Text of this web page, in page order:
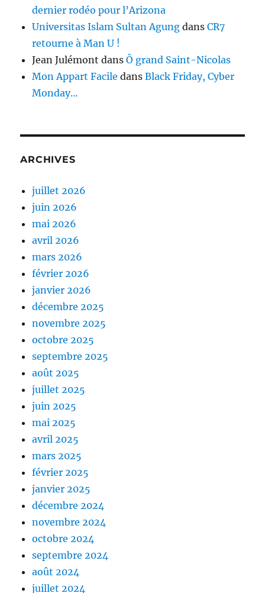
dernier rodéo pour l’Arizona
Universitas Islam Sultan Agung dansCR7
retourne à Man U !
Jean Julémont dansÔ grand Saint-Nicolas
Mon Appart Facile dansBlack Friday, Cyber
Monday…
ARCHIVES
juillet 2026
juin 2026
mai 2026
avril 2026
mars 2026
février 2026
janvier 2026
décembre 2025
novembre 2025
octobre 2025
septembre 2025
août 2025
juillet 2025
juin 2025
mai 2025
avril 2025
mars 2025
février 2025
janvier 2025
décembre 2024
novembre 2024
octobre 2024
septembre 2024
août 2024
juillet 2024